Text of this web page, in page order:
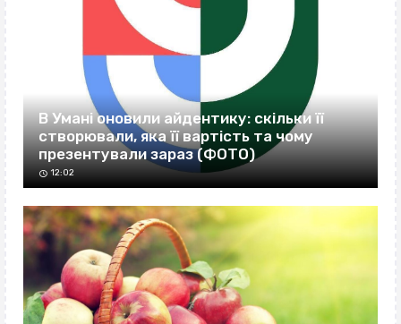
В Умані оновили айдентику: скільки її
створювали, яка її вартість та чому
презентували зараз (ФОТО)
12:02